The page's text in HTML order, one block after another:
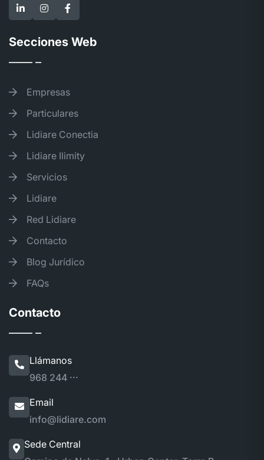
Secciones Web
Empresas
Particulares
Lidiare Conectia
Lidiare Ilimity
Servicios
Lidiare
Red Lidiare
Contacto
Blog Jurídico
FAQs
Contacto
Llámanos
968 244 ···
Email
info@lidiare.com
Sede Central